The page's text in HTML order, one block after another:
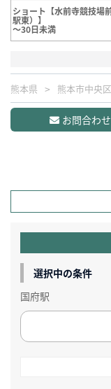
ショート【水前寺競技場
駅東）】
～30日未満
熊本県 熊本市中央区
お問合わせ
選択中の条件
国府駅